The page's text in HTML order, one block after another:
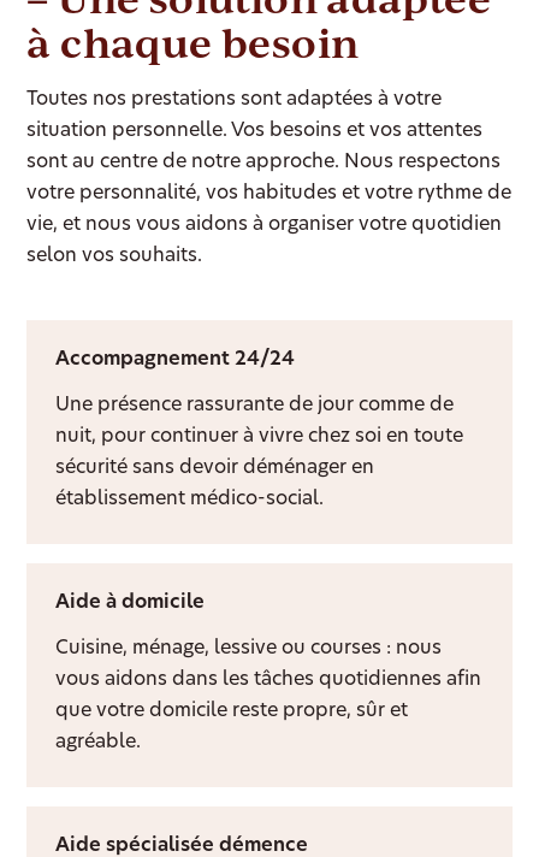
à chaque besoin
Toutes nos prestations sont adaptées à votre
situation personnelle. Vos besoins et vos attentes
sont au centre de notre approche. Nous respectons
votre personnalité, vos habitudes et votre rythme de
vie, et nous vous aidons à organiser votre quotidien
selon vos souhaits.
Accompagnement 24/24
Une présence rassurante de jour comme de
nuit, pour continuer à vivre chez soi en toute
sécurité sans devoir déménager en
établissement médico-social.
Aide à domicile
Cuisine, ménage, lessive ou courses : nous
vous aidons dans les tâches quotidiennes afin
que votre domicile reste propre, sûr et
agréable.
Aide spécialisée démence